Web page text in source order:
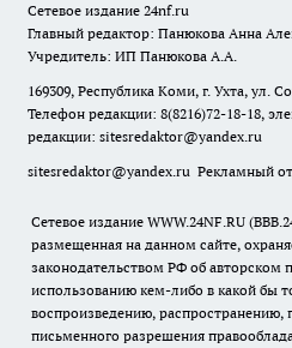
Сетевое издание 24nf.ru
Главный редактор: Панюкова Анна
Учредитель: ИП Панюкова А.А.
169309, Республика Коми, г. Ухта, ул.
Телефон редакции: 8(8216)72-18-18,
редакции: sitesredaktor@yandex.ru
sitesredaktor@yandex.ru Рекламный
Сетевое издание WWW.24NF.RU
размещенная на данном сайте,
законодательством РФ об авторском
использованию кем-либо в какой бы
воспроизведению, распространению,
письменного разрешения